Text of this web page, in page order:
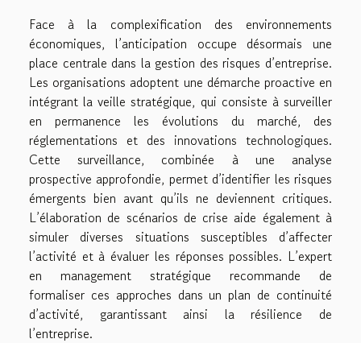
Face à la complexification des environnements
économiques, l’anticipation occupe désormais une
place centrale dans la gestion des risques d’entreprise.
Les organisations adoptent une démarche proactive en
intégrant la veille stratégique, qui consiste à surveiller
en permanence les évolutions du marché, des
réglementations et des innovations technologiques.
Cette surveillance, combinée à une analyse
prospective approfondie, permet d’identifier les risques
émergents bien avant qu’ils ne deviennent critiques.
L’élaboration de scénarios de crise aide également à
simuler diverses situations susceptibles d’affecter
l’activité et à évaluer les réponses possibles. L’expert
en management stratégique recommande de
formaliser ces approches dans un plan de continuité
d’activité, garantissant ainsi la résilience de
l’entreprise.